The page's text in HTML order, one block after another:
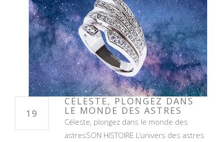
19
CÉLESTE, PLONGEZ DANS
LE MONDE DES ASTRES
Céleste, plongez dans le monde des
astresSON HISTOIRE L’univers des astres